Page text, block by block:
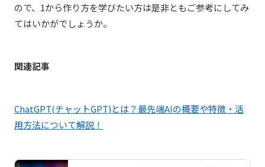
ので、1から作り方を学びたい方は是非ともご参考にしてみ
てはいかがでしょうか。
関連記事
ChatGPT(チャットGPT)とは？最先端AIの概要や特徴・活
用方法について解説！